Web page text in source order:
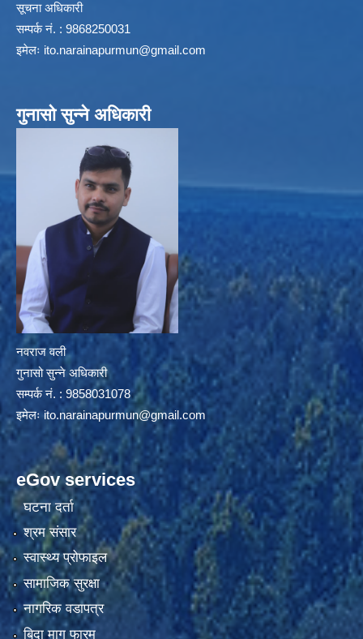
सूचना अधिकारी
सम्पर्क नं. : 9868250031
इमेलः ito.narainapurmun@gmail.com
गुनासो सुन्ने अधिकारी
नवराज वली
गुनासो सुन्ने अधिकारी
सम्पर्क नं. : 9858031078
इमेलःito.narainapurmun@gmail.com
eGov services
घटना दर्ता
श्रम संसार
स्वास्थ्य प्रोफाइल
सामाजिक सुरक्षा
नागरिक वडापत्र
बिदा माग फारम